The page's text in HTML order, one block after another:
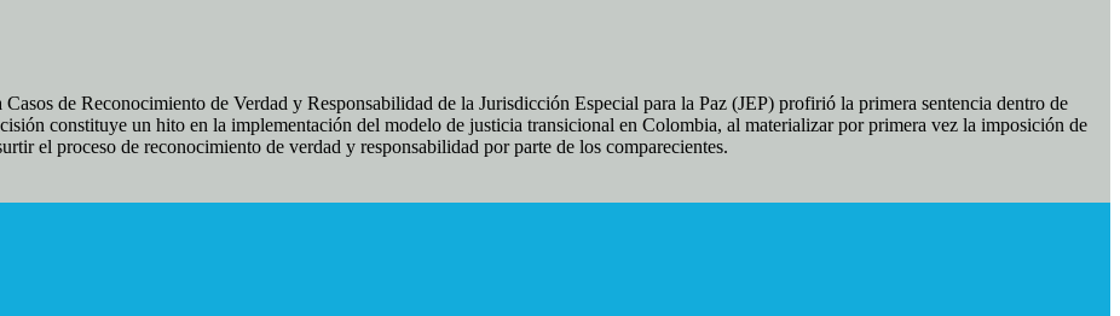
de Reconocimiento de Verdad y Responsabilidad de la Jurisdicción Especial para la Paz (JEP) profirió la primera sentencia dentro de
constituye un hito en la implementación del modelo de justicia transicional en Colombia, al materializar por primera vez la imposición de
el proceso de reconocimiento de verdad y responsabilidad por parte de los comparecientes.